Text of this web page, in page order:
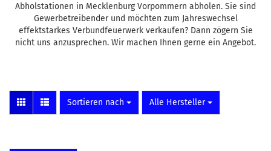
Abholstationen in Mecklenburg Vorpommern abholen. Sie sind
Gewerbetreibender und möchten zum Jahreswechsel
effektstarkes Verbundfeuerwerk verkaufen? Dann zögern Sie
nicht uns anzusprechen. Wir machen Ihnen gerne ein Angebot.
Sortieren nach Alle Hersteller